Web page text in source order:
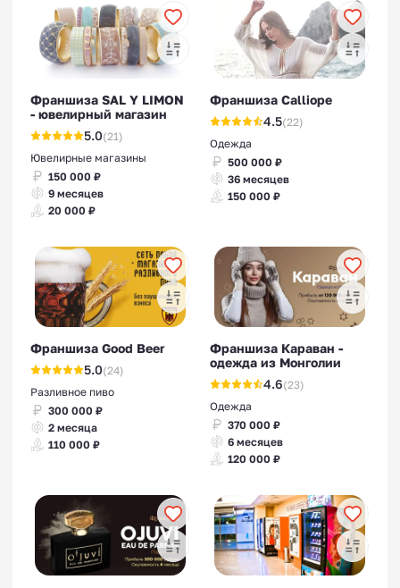
Франшиза SAL Y LIMON
- ювелирный магазин
5.0(21)
Ювелирные магазины
150 000 ₽
9 месяцев
20 000 ₽
Франшиза Calliope
4.5(22)
Одежда
500 000 ₽
36 месяцев
150 000 ₽
Франшиза Good Beer
5.0(24)
Разливное пиво
300 000 ₽
2 месяца
110 000 ₽
Франшиза Караван -
одежда из Монголии
4.6(23)
Одежда
370 000 ₽
6 месяцев
120 000 ₽